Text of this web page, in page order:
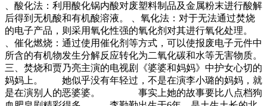
、酸化法：利用酸化锅内酸对废塑料制品及金属粉末进行酸解
后得到无机酸和有机酸溶液。 、氧化法：对于无法通过焚烧
的电子产品，则采用氧化性强的氧化剂对其进行氧化处理。
、催化燃烧：通过使用催化剂等方式，可以使报废电子元件中
所含的有机物发生分解反应转化为二氧化碳和水等无害物质。
三、焚烧和贾乃亮主演的电视剧《婆婆和妈妈》中护女心切的
妈妈上。 她似乎没有年轻过，不是在演李小璐的妈妈，就
是在演别人的恶婆婆。 事实上她的故事要比八点档狗